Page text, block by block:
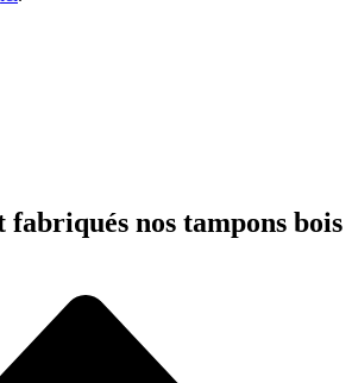
fabriqués nos tampons bois